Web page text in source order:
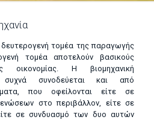
δευτερογενή τομέα της παραγωγής
τομέα αποτελούν βασικούς
οικονομίας. Η βιομηχανική
συχνά συνοδεύεται και από
που οφείλονται είτε σε
στο περιβάλλον, είτε σε
σε συνδυασμό των δυο αυτών